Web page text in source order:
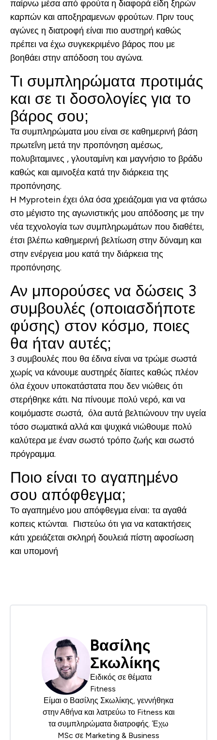
παίρνω μέσα από φρούτα η διαφορά είδη ξηρών
καρπών και αποξηραμενων φρούτων. Πριν τους
αγώνες η διατροφή είναι πιο αυστηρή καθώς
πρέπει να έχω συγκεκριμένο βάρος που με
βοηθάει στην απόδοση του αγώνα.
Τι συμπληρώματα προτιμάς
και σε τι δοσολογίες για το
βάρος σου;
Τα συμπληρώματα μου είναι σε καθημερινή βάση
πρωτεΐνη μετά την προπόνηση αμέσως,
πολυβιταμινες , γλουταμίνη και μαγνήσιο το βράδυ
καθώς και αμινοξέα κατά την διάρκεια της
προπόνησης.
Η Myprotein έχει όλα όσα χρειάζομαι για να φτάσω
στο μέγιστο της αγωνιστικής μου απόδοσης με την
νέα τεχνολογία των συμπληρωμάτων που διαθέτει,
έτσι βλέπω καθημερινή βελτίωση στην δύναμη και
στην ενέργεια μου κατά την διάρκεια της
προπόνησης.
Αν μπορούσες να δώσεις 3
συμβουλές (οποιασδήποτε
φύσης) στον κόσμο, ποιες
θα ήταν αυτές;
3 συμβουλές που θα έδινα είναι να τρώμε σωστά
χωρίς να κάνουμε αυστηρές δίαιτες καθώς πλέον
όλα έχουν υποκατάστατα που δεν νιώθεις ότι
στερήθηκε κάτι. Να πίνουμε πολύ νερό, και να
κοιμόμαστε σωστά, όλα αυτά βελτιώνουν την υγεία
τόσο σωματικά αλλά και ψυχικά νιώθουμε πολύ
καλύτερα με έναν σωστό τρόπο ζωής και σωστό
πρόγραμμα.
Ποιο είναι το αγαπημένο
σου απόφθεγμα;
Το αγαπημένο μου απόφθεγμα είναι: τα αγαθά
κοπεις κτώνται. Πιστεύω ότι για να κατακτήσεις
κάτι χρειάζεται σκληρή δουλειά πίστη αφοσίωση
και υπομονή
Bασίλης
Σκωλίκης
Ειδικός σε θέματα
Fitness
Είμαι ο Βασίλης Σκωλίκης, γεννήθηκα
στην Αθήνα και λατρεύω το Fitness και
τα συμπληρώματα διατροφής. Έχω
MSc σε Marketing & Business